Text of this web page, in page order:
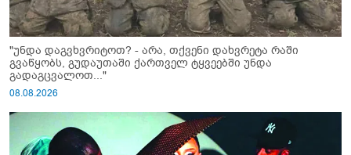
"უნდა დაგვხვრიტოთ? - არა, თქვენი დახვრეტა რაში
გვაწყობს, გუდაუთაში ქართველ ტყვეებში უნდა
გადაგცვალოთ..."
08.08.2026